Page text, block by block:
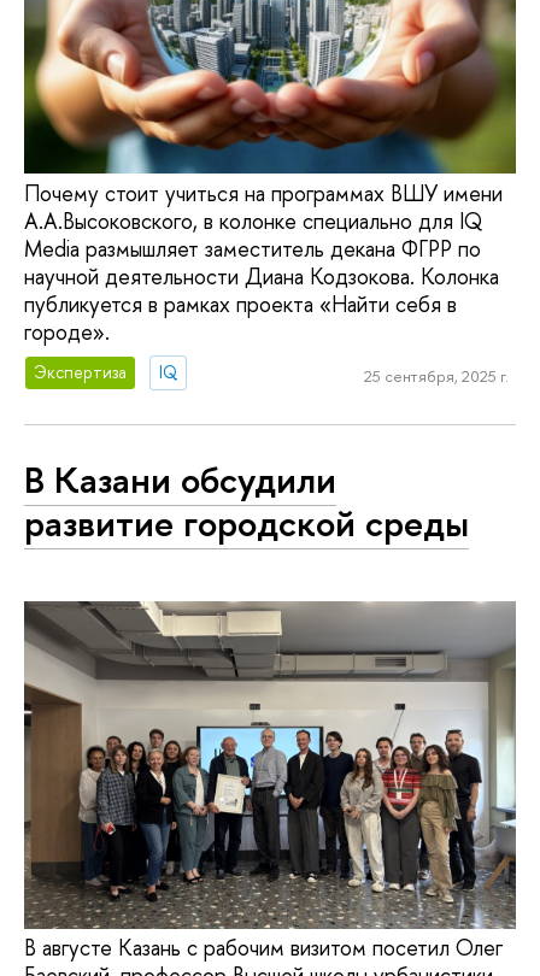
Почему стоит учиться на программах ВШУ имени
А.А.Высоковского, в колонке специально для IQ
Media размышляет заместитель декана ФГРР по
научной деятельности Диана Кодзокова. Колонка
публикуется в рамках проекта «Найти себя в
городе».
Экспертиза IQ 25 сентября, 2025 г.
В Казани обсудили
развитие городской среды
В августе Казань с рабочим визитом посетил Олег